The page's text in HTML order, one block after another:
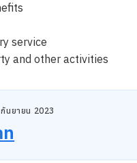
service
and other activities
นยายน 2023